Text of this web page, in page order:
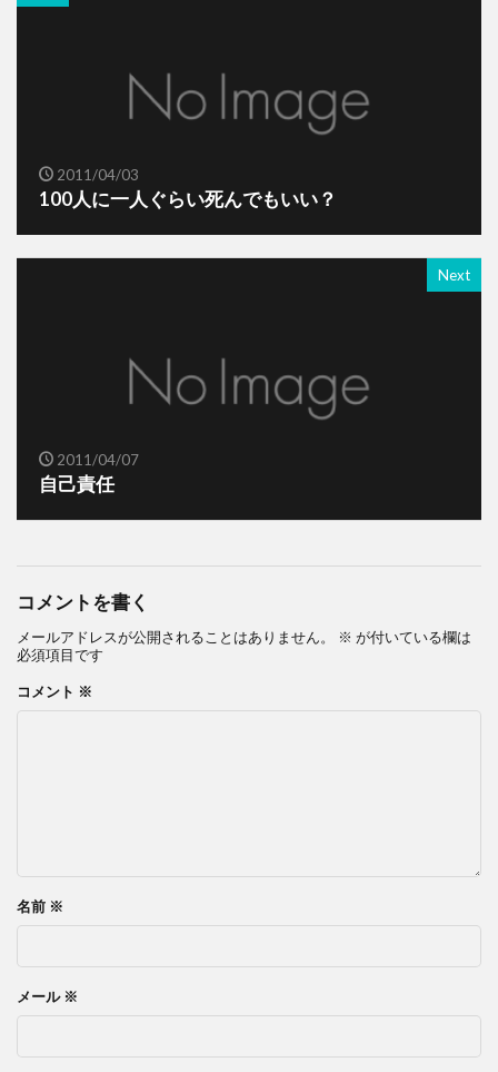
2011/04/03
100人に一人ぐらい死んでもいい？
Next
2011/04/07
自己責任
コメントを書く
メールアドレスが公開されることはありません。 ※ が付いている欄は
必須項目です
コメント ※
名前 ※
メール ※